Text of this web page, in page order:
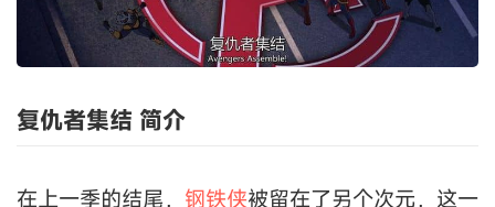
复仇者集结 简介
在上一季的结尾， 钢铁侠被留在了另个次元，这一